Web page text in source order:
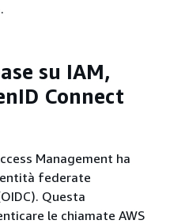
su IAM,
Connect
Management ha
federate
Questa
le chiamate AWS